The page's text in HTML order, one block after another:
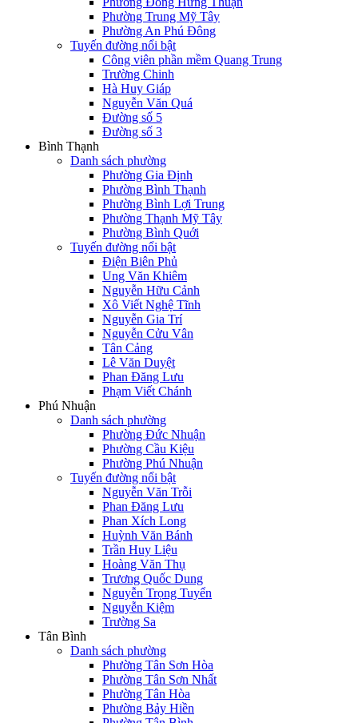
Phường Trung Mỹ Tây
Phường An Phú Đông
Tuyến đường nổi bật
Công viên phần mềm Quang Trung
Trường Chinh
Hà Huy Giáp
Nguyễn Văn Quá
Đường số 5
Đường số 3
Bình Thạnh
Danh sách phường
Phường Gia Định
Phường Bình Thạnh
Phường Bình Lợi Trung
Phường Thạnh Mỹ Tây
Phường Bình Quới
Tuyến đường nổi bật
Điện Biên Phủ
Ung Văn Khiêm
Nguyễn Hữu Cảnh
Xô Viết Nghệ Tĩnh
Nguyễn Gia Trí
Nguyễn Cửu Vân
Tân Cảng
Lê Văn Duyệt
Phan Đăng Lưu
Phạm Viết Chánh
Phú Nhuận
Danh sách phường
Phường Đức Nhuận
Phường Cầu Kiệu
Phường Phú Nhuận
Tuyến đường nổi bật
Nguyễn Văn Trỗi
Phan Đăng Lưu
Phan Xích Long
Huỳnh Văn Bánh
Trần Huy Liệu
Hoàng Văn Thụ
Trương Quốc Dung
Nguyễn Trọng Tuyển
Nguyễn Kiệm
Trường Sa
Tân Bình
Danh sách phường
Phường Tân Sơn Hòa
Phường Tân Sơn Nhất
Phường Tân Hòa
Phường Bảy Hiền